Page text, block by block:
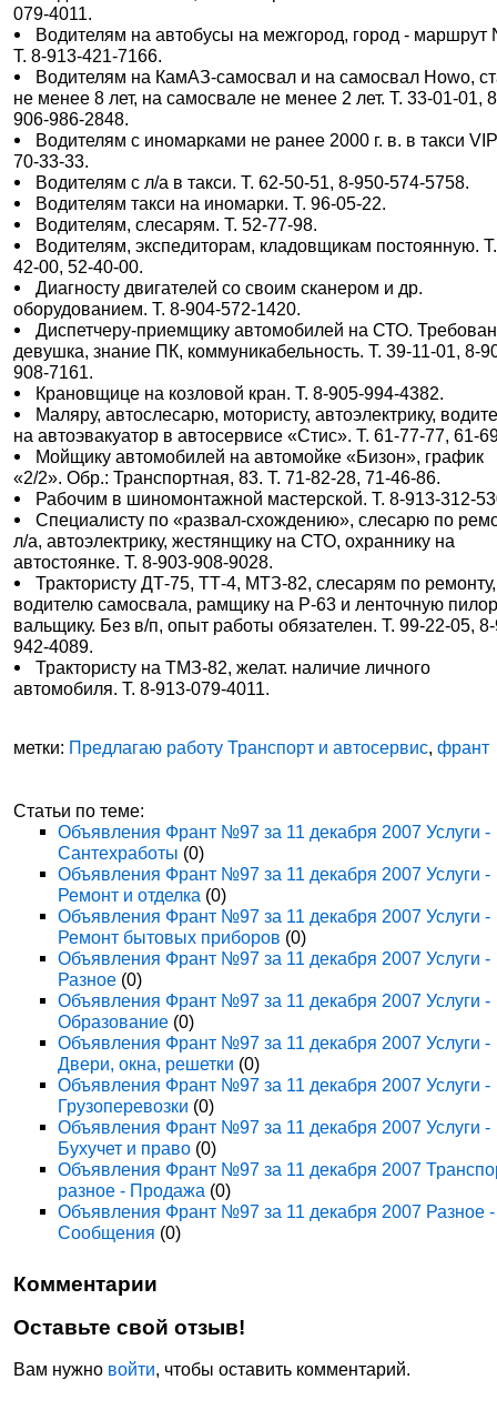
079-4011.
Водителям на автобусы на межгород, город - маршрут
Т. 8-913-421-7166.
Водителям на КамАЗ-самосвал и на самосвал Howo,
не менее 8 лет, на самосвале не менее 2 лет. Т. 33-01-01,
906-986-2848.
Водителям с иномарками не ранее 2000 г. в. в такси
70-33-33.
Водителям с л/а в такси. Т. 62-50-51, 8-950-574-5758.
Водителям такси на иномарки. Т. 96-05-22.
Водителям, слесарям. Т. 52-77-98.
Водителям, экспедиторам, кладовщикам постоянную.
42-00, 52-40-00.
Диагносту двигателей со своим сканером и др.
оборудованием. Т. 8-904-572-1420.
Диспетчеру-приемщику автомобилей на СТО.
девушка, знание ПК, коммуникабельность. Т. 39-11-01, 8-
908-7161.
Крановщице на козловой кран. Т. 8-905-994-4382.
Маляру, автослесарю, мотористу, автоэлектрику,
на автоэвакуатор в автосервисе «Стис». Т. 61-77-77, 61-
Мойщику автомобилей на автомойке «Бизон», график
«2/2». Обр.: Транспортная, 83. Т. 71-82-28, 71-46-86.
Рабочим в шиномонтажной мастерской. Т. 8-913-312-
Специалисту по «развал-схождению», слесарю по
л/а, автоэлектрику, жестянщику на СТО, охраннику на
автостоянке. Т. 8-903-908-9028.
Трактористу ДТ-75, ТТ-4, МТЗ-82, слесарям по ремонту,
водителю самосвала, рамщику на Р-63 и ленточную
вальщику. Без в/п, опыт работы обязателен. Т. 99-22-05,
942-4089.
Трактористу на ТМЗ-82, желат. наличие личного
автомобиля. Т. 8-913-079-4011.
метки: Предлагаю работу Транспорт и автосервис,франт
Статьи по теме:
Объявления Франт №97 за 11 декабря 2007 Услуги -
Сантехработы (0)
Объявления Франт №97 за 11 декабря 2007 Услуги -
Ремонт и отделка (0)
Объявления Франт №97 за 11 декабря 2007 Услуги -
Ремонт бытовых приборов (0)
Объявления Франт №97 за 11 декабря 2007 Услуги -
Разное (0)
Объявления Франт №97 за 11 декабря 2007 Услуги -
Образование (0)
Объявления Франт №97 за 11 декабря 2007 Услуги -
Двери, окна, решетки (0)
Объявления Франт №97 за 11 декабря 2007 Услуги -
Грузоперевозки (0)
Объявления Франт №97 за 11 декабря 2007 Услуги -
Бухучет и право (0)
Объявления Франт №97 за 11 декабря 2007
разное - Продажа (0)
Объявления Франт №97 за 11 декабря 2007 Разное -
Сообщения (0)
Комментарии
Оставьте свой отзыв!
Вам нужно войти, чтобы оставить комментарий.